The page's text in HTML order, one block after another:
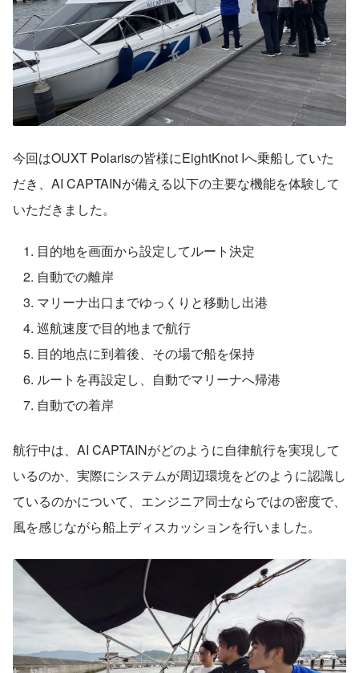
今回はOUXT Polarisの皆様にEightKnot Iへ乗船していた
だき、AI CAPTAINが備える以下の主要な機能を体験して
いただきました。
目的地を画面から設定してルート決定
自動での離岸
マリーナ出口までゆっくりと移動し出港
巡航速度で目的地まで航行
目的地点に到着後、その場で船を保持
ルートを再設定し、自動でマリーナへ帰港
自動での着岸
航行中は、AI CAPTAINがどのように自律航行を実現して
いるのか、実際にシステムが周辺環境をどのように認識し
ているのかについて、エンジニア同士ならではの密度で、
風を感じながら船上ディスカッションを行いました。